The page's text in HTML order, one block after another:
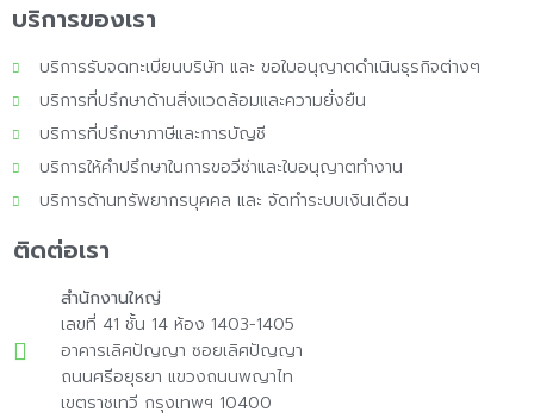
บริการของเรา
บริการรับจดทะเบียนบริษัท และ ขอใบอนุญาตดำเนินธุรกิจต่างๆ
บริการที่ปรึกษาด้านสิ่งแวดล้อมและความยั่งยืน
บริการที่ปรึกษาภาษีและการบัญชี
บริการให้คำปรึกษาในการขอวีซ่าและใบอนุญาตทำงาน
บริการด้านทรัพยากรบุคคล และ จัดทำระบบเงินเดือน
ติดต่อเรา
สำนักงานใหญ่
เลขที่ 41 ชั้น 14 ห้อง 1403-1405
อาคารเลิศปัญญา ซอยเลิศปัญญา
ถนนศรีอยุธยา แขวงถนนพญาไท
เขตราชเทวี กรุงเทพฯ 10400